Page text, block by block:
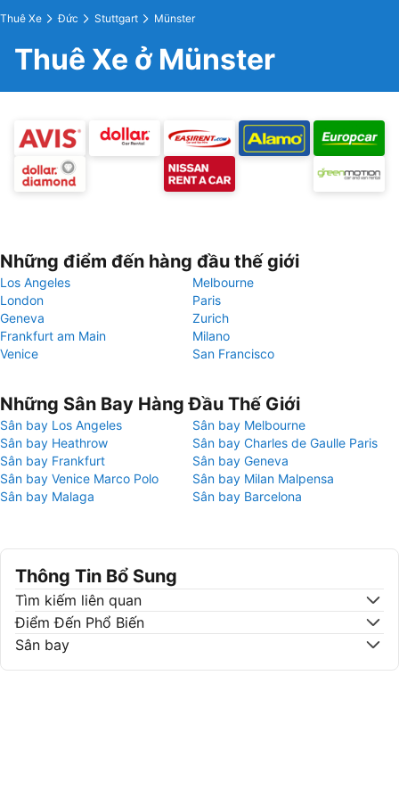
Thuê Xe Đức Stuttgart Münster
Thuê Xe ở Münster
Những điểm đến hàng đầu thế giới
Los Angeles
Melbourne
London
Paris
Geneva
Zurich
Frankfurt am Main
Milano
Venice
San Francisco
Những Sân Bay Hàng Đầu Thế Giới
Sân bay Los Angeles
Sân bay Melbourne
Sân bay Heathrow
Sân bay Charles de Gaulle Paris
Sân bay Frankfurt
Sân bay Geneva
Sân bay Venice Marco Polo
Sân bay Milan Malpensa
Sân bay Malaga
Sân bay Barcelona
Thông Tin Bổ Sung
Tìm kiếm liên quan
Điểm Đến Phổ Biến
Sân bay